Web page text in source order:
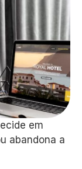
em
abandona a